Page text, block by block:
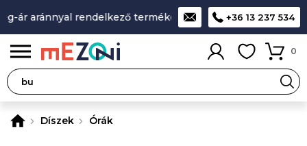
ár aránnyal rendelkező termékek A legjobb design-
+36 13 237 534
0
Díszek Órák